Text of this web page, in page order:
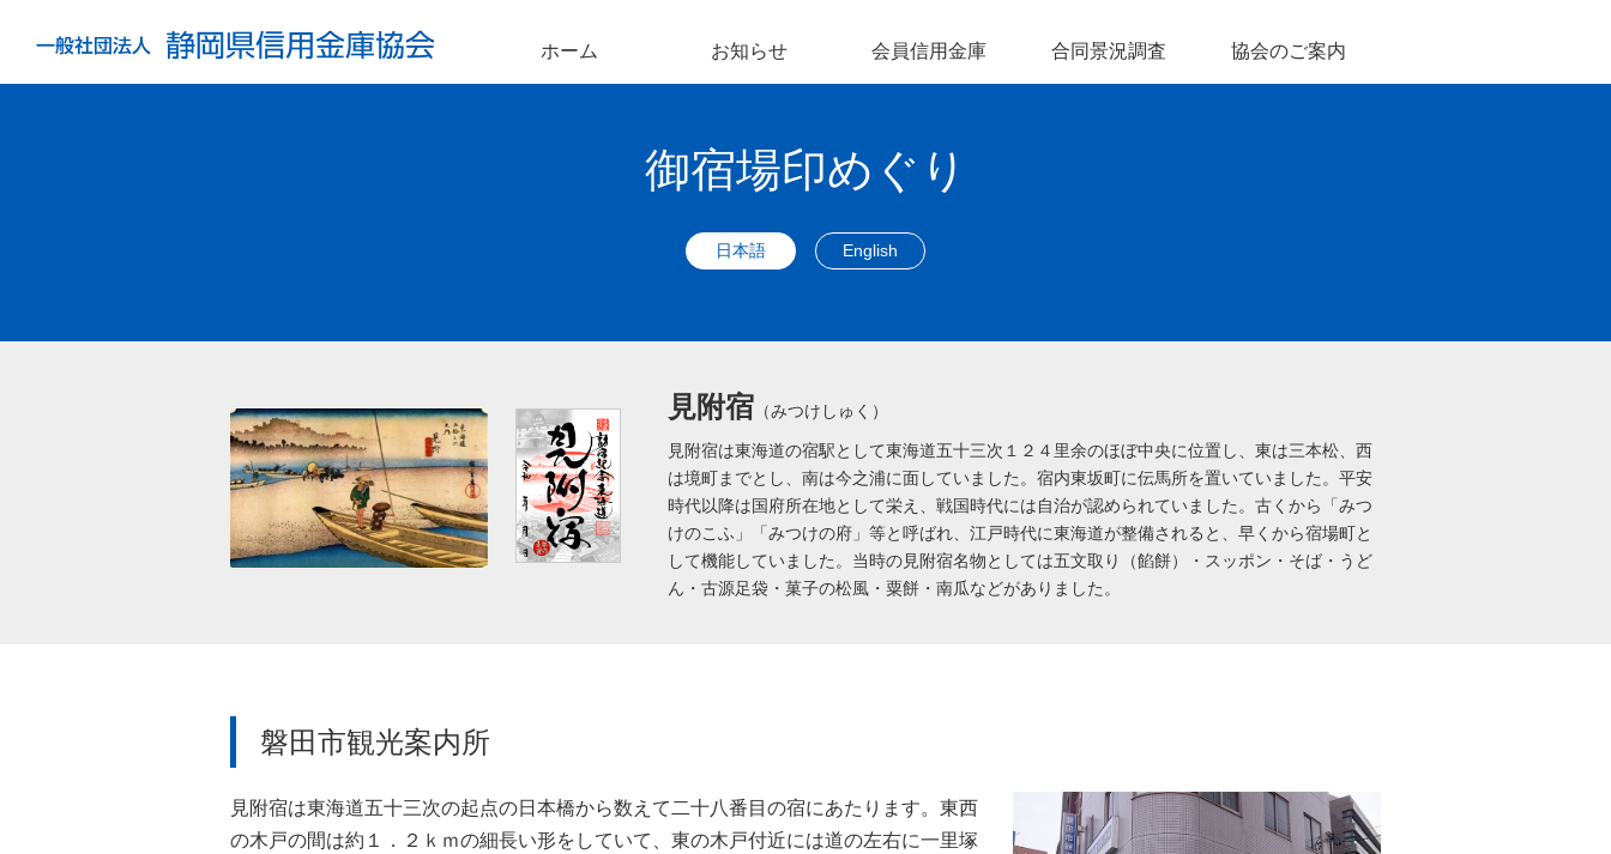
ホーム お知らせ 会員信用金庫 合同景況調査 協会のご案内
御宿場印めぐり
日本語 English
見附宿 （みつけしゅく）
見附宿は東海道の宿駅として東海道五十三次１２４里余のほぼ中央に位置し、東は三本松、西
は境町までとし、南は今之浦に面していました。宿内東坂町に伝馬所を置いていました。平安
時代以降は国府所在地として栄え、戦国時代には自治が認められていました。古くから「みつ
けのこふ」「みつけの府」等と呼ばれ、江戸時代に東海道が整備されると、早くから宿場町と
して機能していました。当時の見附宿名物としては五文取り（餡餅）・スッポン・そば・うど
ん・古源足袋・菓子の松風・粟餅・南瓜などがありました。
磐田市観光案内所
見附宿は東海道五十三次の起点の日本橋から数えて二十八番目の宿にあたります。東西
の木戸の間は約１．２ｋｍの細長い形をしていて、東の木戸付近には道の左右に一里塚